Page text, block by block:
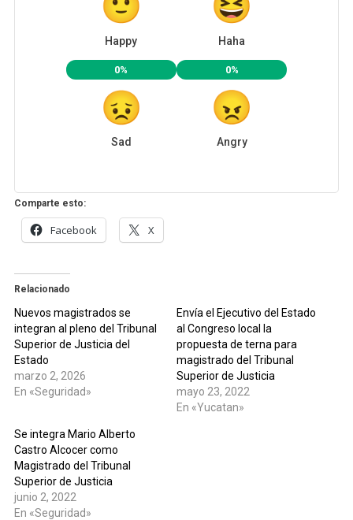
Happy Haha
0%
Sad
0%
Angry
Comparte esto:
Facebook X
Relacionado
Nuevos magistrados se
integran al pleno del Tribunal
Superior de Justicia del
Estado
marzo 2, 2026
En «Seguridad»
Envía el Ejecutivo del Estado
al Congreso local la
propuesta de terna para
magistrado del Tribunal
Superior de Justicia
mayo 23, 2022
En «Yucatan»
Se integra Mario Alberto
Castro Alcocer como
Magistrado del Tribunal
Superior de Justicia
junio 2, 2022
En «Seguridad»